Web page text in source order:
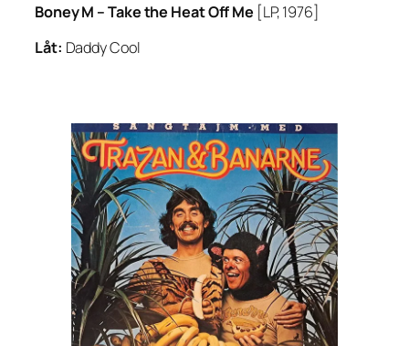
Boney M –Take the Heat Off Me [LP, 1976]
Låt: Daddy Cool